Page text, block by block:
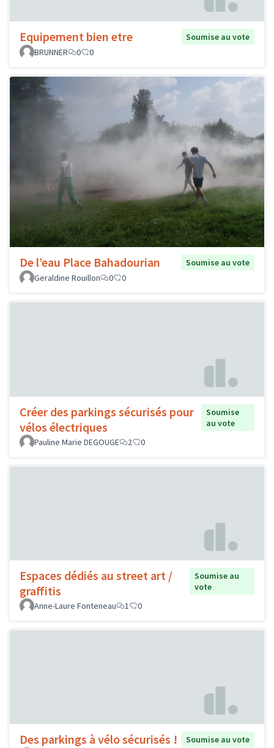
Equipement bien etre
Soumise au vote
BRUNNER
0 0
De l’eau Place Bahadourian
Soumise au vote
Geraldine Rouillon
0 0
Créer des parkings sécurisés pour
vélos électriques
Soumise
au vote
Pauline Marie DEGOUGE
2 0
Espaces dédiés au street art /
graffitis
Soumise au
vote
Anne-Laure Fonteneau
1 0
Des parkings à vélo sécurisés !
Soumise au vote